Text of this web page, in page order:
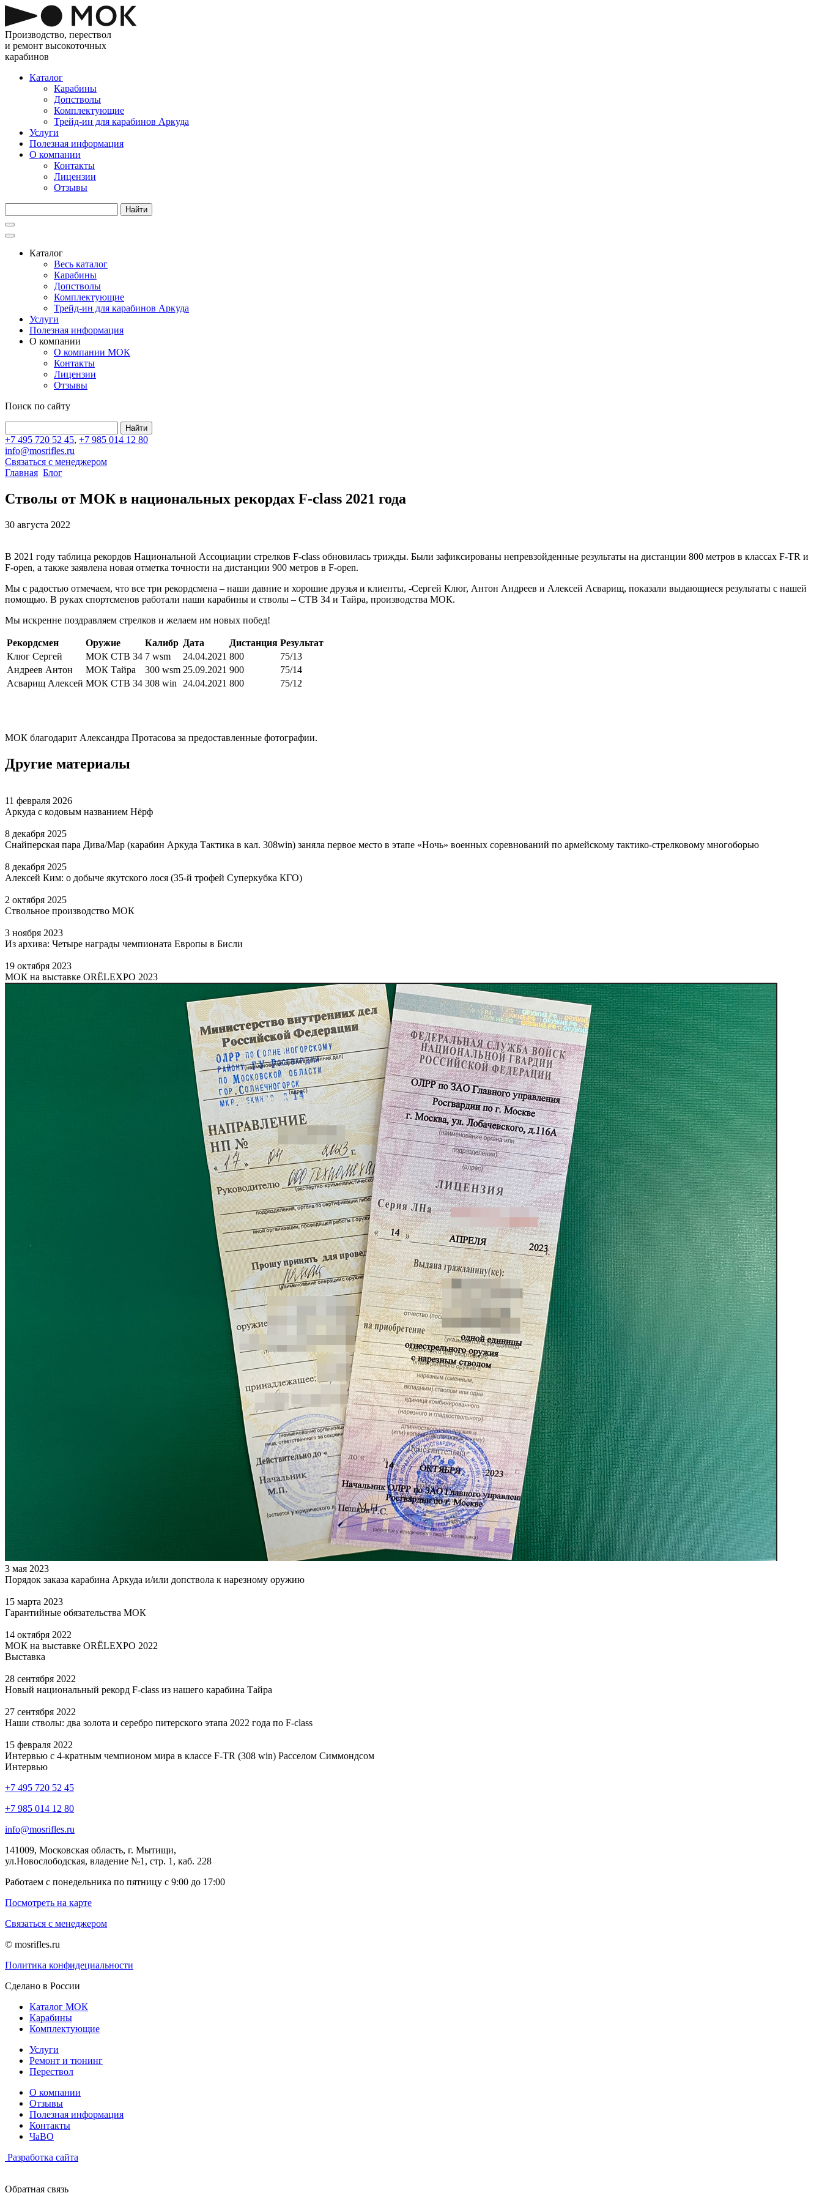
Производство, перествол
и ремонт высокоточных
карабинов
Каталог
Карабины
Допстволы
Комплектующие
Трейд-ин для карабинов Аркуда
Услуги
Полезная информация
О компании
Контакты
Лицензии
Отзывы
Каталог
Весь каталог
Карабины
Допстволы
Комплектующие
Трейд-ин для карабинов Аркуда
Услуги
Полезная информация
О компании
О компании МОК
Контакты
Лицензии
Отзывы
Поиск по сайту
+7 495 720 52 45, +7 985 014 12 80
info@mosrifles.ru
Связаться с менеджером
Главная Блог
Стволы от МОК в национальных рекордах F-class 2021 года
30 августа 2022
В 2021 году таблица рекордов Национальной Ассоциации стрелков F-class обновилась трижды. Были зафиксированы непревзойденные результаты на дистанции 800 метров в классах F-TR и
F-open, а также заявлена новая отметка точности на дистанции 900 метров в F-open.
Мы с радостью отмечаем, что все три рекордсмена – наши давние и хорошие друзья и клиенты, -Сергей Клюг, Антон Андреев и Алексей Асварищ, показали выдающиеся результаты с нашей
помощью. В руках спортсменов работали наши карабины и стволы – СТВ 34 и Тайра, производства МОК.
Мы искренне поздравляем стрелков и желаем им новых побед!
Рекордсмен Оружие Калибр Дата Дистанция Результат
Клюг Сергей
МОК СТВ 34 7 wsm 24.04.2021 800
75/13
Андреев Антон
МОК Тайра 300 wsm 25.09.2021 900
75/14
Асварищ Алексей МОК СТВ 34 308 win 24.04.2021 800 75/12
МОК благодарит Александра Протасова за предоставленные фотографии.
Другие материалы
11 февраля 2026
Аркуда с кодовым названием Нёрф
8 декабря 2025
Снайперская пара Дива/Мар (карабин Аркуда Тактика в кал. 308win) заняла первое место в этапе «Ночь» военных соревнований по армейскому тактико-стрелковому многоборью
8 декабря 2025
Алексей Ким: о добыче якутского лося (35-й трофей Суперкубка КГО)
2 октября 2025
Ствольное производство МОК
3 ноября 2023
Из архива: Четыре награды чемпионата Европы в Бисли
19 октября 2023
МОК на выставке ORЁLEXPO 2023
3 мая 2023
Порядок заказа карабина Аркуда и/или допствола к нарезному оружию
15 марта 2023
Гарантийные обязательства МОК
14 октября 2022
МОК на выставке ORЁLEXPO 2022
Выставка
28 сентября 2022
Новый национальный рекорд F-class из нашего карабина Тайра
27 сентября 2022
Наши стволы: два золота и серебро питерского этапа 2022 года по F-class
15 февраля 2022
Интервью с 4-кратным чемпионом мира в классе F-TR (308 win) Расселом Симмондсом
Интервью
+7 495 720 52 45
+7 985 014 12 80
info@mosrifles.ru
141009, Московская область, г. Мытищи,
ул.Новослободская, владение №1, стр. 1, каб. 228
Работаем с понедельника по пятницу с 9:00 до 17:00
Посмотреть на карте
Связаться с менеджером
© mosrifles.ru
Политика конфидециальности
Сделано в России
Каталог МОК
Карабины
Комплектующие
Услуги
Ремонт и тюнинг
Перествол
О компании
Отзывы
Полезная информация
Контакты
ЧаВО
Разработка сайта
Обратная связь